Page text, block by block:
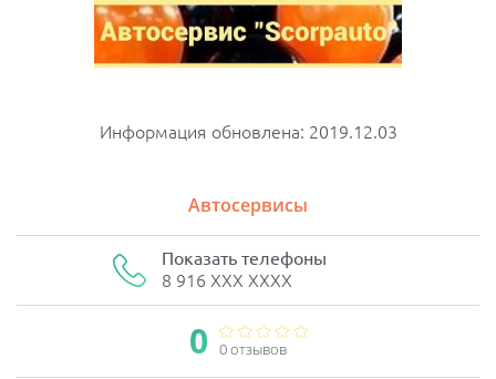
Информация обновлена: 2019.12.03
Автосервисы
Показать телефоны
8 916 XXX XXXX
0 0 отзывов